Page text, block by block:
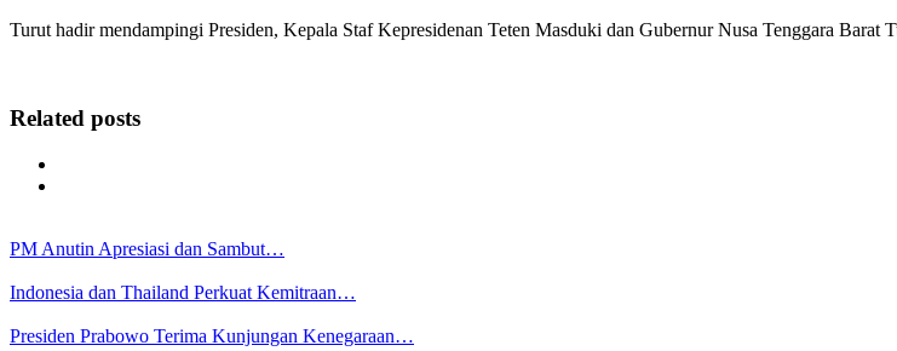
Turut hadir mendampingi Presiden, Kepala Staf Kepresidenan Teten Masduki dan Gubernur Nusa Tenggara Barat
Related posts
PM Anutin Apresiasi dan Sambut…
Indonesia dan Thailand Perkuat Kemitraan…
Presiden Prabowo Terima Kunjungan Kenegaraan…